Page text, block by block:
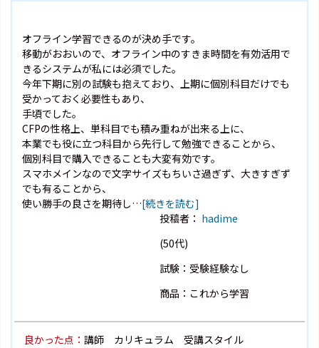
オフライン学習できるのが決め手です。
移動がおおいので、オフライン中のすきま時間を有効活用で
きるシステムが私には必須でした。
今年下期に別の試験も抱えており、上期に個別科目だけでも
受かっておく必要性もあり、
手頃でした。
CFPの性格上、単科目でも積み重ねが出来る上に、
本業でも役に立つ科目から先行して勉強できることから、
個別科目で購入できることも大変有効です。
スマホメインなので文字サイズもちいさ過ぎず、大きすぎず
でも有ることから、
使い勝手の良さを期待し…[続きを読む]
投稿者： hadime
(50代)
試験：受験経験なし
商品：これから学習
良かった点： 講師 カリキュラム 受講スタイル